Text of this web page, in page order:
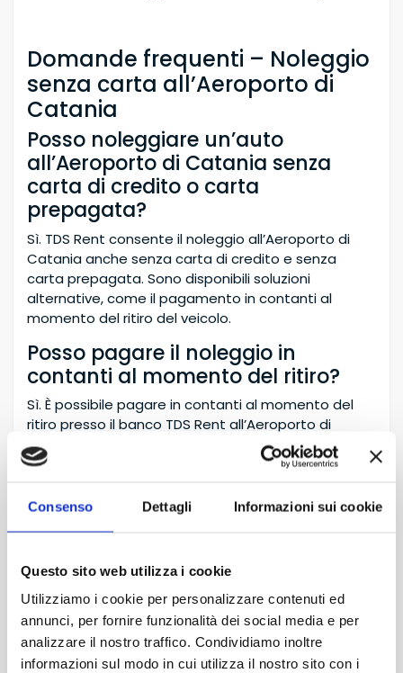
Consenso Dettagli Informazioni sui cookie
Questo sito web utilizza i cookie
Utilizziamo i cookie per personalizzare contenuti ed
annunci, per fornire funzionalità dei social media e per
analizzare il nostro traffico. Condividiamo inoltre
informazioni sul modo in cui utilizza il nostro sito con i
Domande frequenti – Noleggio
senza carta all’Aeroporto di
Catania
Posso noleggiare un’auto
all’Aeroporto di Catania senza
carta di credito o carta
prepagata?
Sì. TDS Rent consente il noleggio all’Aeroporto di
Catania anche senza carta di credito e senza
carta prepagata. Sono disponibili soluzioni
alternative, come il pagamento in contanti al
momento del ritiro del veicolo.
Posso pagare il noleggio in
contanti al momento del ritiro?
Sì. È possibile pagare in contanti al momento del
ritiro presso il banco TDS Rent all’Aeroporto di
Catania Fontanarossa. Il pagamento in contanti
viene gestito in totale sicurezza e trasparenza.
È richiesto un deposito cauzionale
se pago in contanti?
cauzionale per determinate tariffe e condizioni. Le
informazioni relative al deposito sono sempre
indicate nella conferma di prenotazione.
Come posso azzerare la franchigia